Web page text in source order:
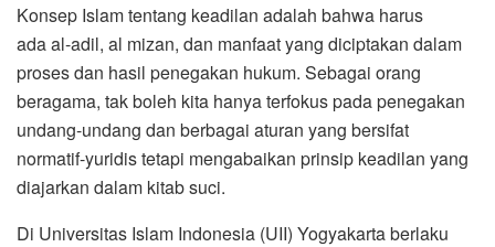
Konsep Islam tentang keadilan adalah bahwa harus
ada al-adil, al mizan, dan manfaat yang diciptakan dalam
proses dan hasil penegakan hukum. Sebagai orang
beragama, tak boleh kita hanya terfokus pada penegakan
undang-undang dan berbagai aturan yang bersifat
normatif-yuridis tetapi mengabaikan prinsip keadilan yang
diajarkan dalam kitab suci.
Di Universitas Islam Indonesia (UII) Yogyakarta berlaku